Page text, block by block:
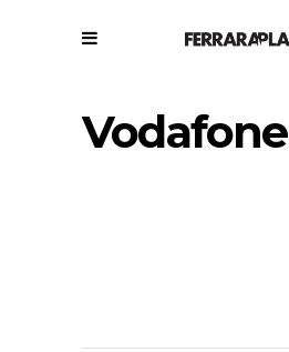
Vodafone